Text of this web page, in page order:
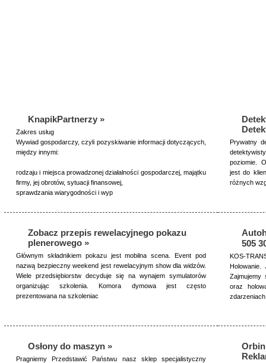
KnapikPartnerzy »
Zakres usług
Wywiad gospodarczy, czyli pozyskiwanie informacji dotyczących,
między innymi:
rodzaju i miejsca prowadzonej działalności gospodarczej, majątku
firmy, jej obrotów, sytuacji finansowej,
sprawdzania wiarygodności i wyp
Prywatny
poziomie.
jest do
różnych
Zobacz przepis rewelacyjnego pokazu
plenerowego »
Głównym składnikiem pokazu jest mobilna scena. Event pod
nazwą bezpieczny weekend jest rewelacyjnym show dla widzów.
Wiele przedsiębiorstw decyduje się na wynajem symulatorów
organizując szkolenia. Komora dymowa jest często
prezentowana na szkoleniac
505
KOS-
Zajmujemy
oraz
Osłony do maszyn »
Pragniemy Przedstawić Państwu nasz sklep specjalistyczny